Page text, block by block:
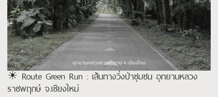
☀ Route Green Run : เส้นทางวิ่งป่าชุมชน อุทยานหลวง
ราชพฤกษ์ จ.เชียงใหม่